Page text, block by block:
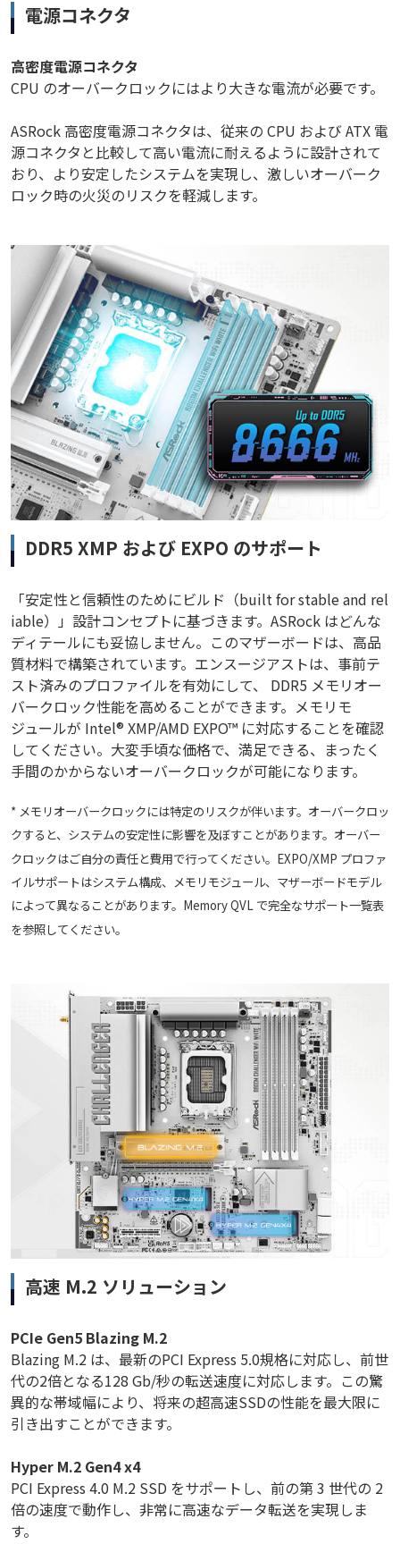
電源コネクタ
高密度電源コネクタ
CPU のオーバークロックにはより大きな電流が必要です。
ASRock 高密度電源コネクタは、従来の CPU および ATX 電
源コネクタと比較して高い電流に耐えるように設計されて
おり、より安定したシステムを実現し、激しいオーバーク
ロック時の火災のリスクを軽減します。
DDR5 XMP および EXPO のサポート
「安定性と信頼性のためにビルド（built for stable and rel
iable）」設計コンセプトに基づきます。ASRock はどんな
ディテールにも妥協しません。このマザーボードは、高品
質材料で構築されています。エンスージアストは、事前テ
スト済みのプロファイルを有効にして、 DDR5 メモリオー
バークロック性能を高めることができます。メモリモ
ジュールが Intel® XMP/AMD EXPO™ に対応することを確認
してください。大変手頃な価格で、満足できる、まったく
手間のかからないオーバークロックが可能になります。
* メモリオーバークロックには特定のリスクが伴います。オーバークロッ
クすると、システムの安定性に影響を及ぼすことがあります。オーバー
クロックはご自分の責任と費用で行ってください。EXPO/XMP プロファ
イルサポートはシステム構成、メモリモジュール、マザーボードモデル
によって異なることがあります。Memory QVL で完全なサポート一覧表
を参照してください。
高速 M.2 ソリューション
PCIe Gen5 Blazing M.2
Blazing M.2 は、最新のPCI Express 5.0規格に対応し、前世
代の2倍となる128 Gb/秒の転送速度に対応します。この驚
異的な帯域幅により、将来の超高速SSDの性能を最大限に
引き出すことができます。
Hyper M.2 Gen4 x4
PCI Express 4.0 M.2 SSD をサポートし、前の第 3 世代の 2
倍の速度で動作し、非常に高速なデータ転送を実現しま
す。